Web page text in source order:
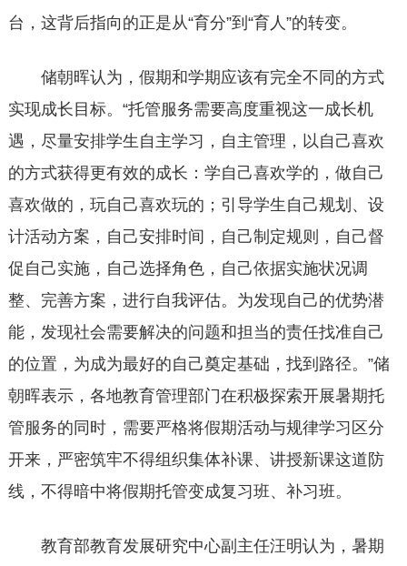
台，这背后指向的正是从“育分”到“育人”的转变。
储朝晖认为，假期和学期应该有完全不同的方式
实现成长目标。“托管服务需要高度重视这一成长机
遇，尽量安排学生自主学习，自主管理，以自己喜欢
的方式获得更有效的成长：学自己喜欢学的，做自己
喜欢做的，玩自己喜欢玩的；引导学生自己规划、设
计活动方案，自己安排时间，自己制定规则，自己督
促自己实施，自己选择角色，自己依据实施状况调
整、完善方案，进行自我评估。为发现自己的优势潜
能，发现社会需要解决的问题和担当的责任找准自己
的位置，为成为最好的自己奠定基础，找到路径。”储
朝晖表示，各地教育管理部门在积极探索开展暑期托
管服务的同时，需要严格将假期活动与规律学习区分
开来，严密筑牢不得组织集体补课、讲授新课这道防
线，不得暗中将假期托管变成复习班、补习班。
教育部教育发展研究中心副主任汪明认为，暑期